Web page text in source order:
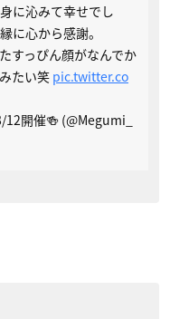
に沁みて幸せでし
に心から感謝。
すっぴん顔がなんでか
たい笑pic.twitter.co
開催🍻 (@Megumi_